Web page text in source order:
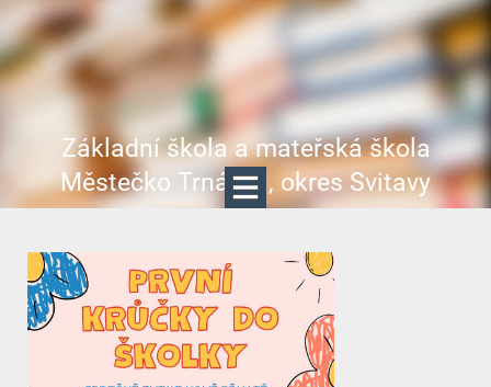
Základní škola a mateřská škola
Městečko Trnávka, okres Svitavy